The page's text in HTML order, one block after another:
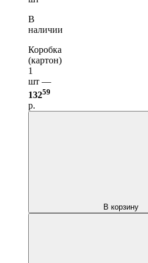
В
наличии
Коробка
(картон)
1
шт —
13259
р.
В корзину